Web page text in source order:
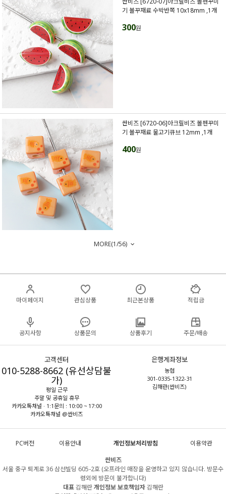
기 볼꾸재료 수박반쪽 10x18mm ,1개
300원
싼비즈 [6720-06]아크릴비즈 볼펜꾸미
기 볼꾸재료 물고기큐브 12mm ,1개
400원
MORE(1/56)
마이페이지 관심상품 최근본상품 적립금
공지사항 상품문의 상품후기 주문/배송
고객센터
010-5288-8662 (유선상담불
가)
평일 근무
주말 및 공휴일 휴무
카카오톡채널 · 1:1문의 : 10:00 ~ 17:00
카카오톡채널 @싼비즈
은행계좌정보
농협
301-0335-1322-31
김해란(싼비즈)
PC버전 이용안내 개인정보처리방침
이용약관
싼비즈
서울 중구 퇴계로 36 삼선빌딩 605-2호 (오프라인 매장을 운영하고 있지 않습니다. 방문수
령외에 방문이 불가합니다)
대표김해란개인정보 보호책임자김해란